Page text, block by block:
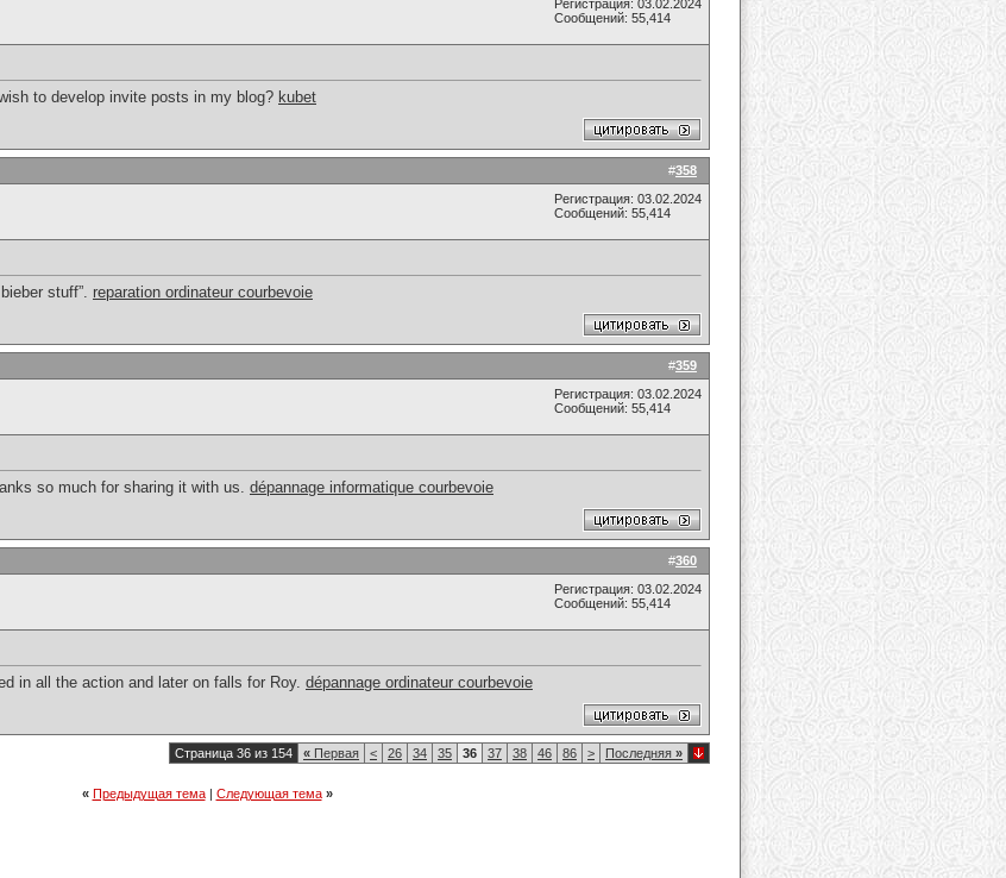
Регистрация: 03.02.2024
Сообщений: 55,414
to develop invite posts in my blog? kubet
#358
Регистрация: 03.02.2024
Сообщений: 55,414
stuff”. reparation ordinateur courbevoie
#359
Регистрация: 03.02.2024
Сообщений: 55,414
so much for sharing it with us. dépannage informatique courbevoie
#360
Регистрация: 03.02.2024
Сообщений: 55,414
in all the action and later on falls for Roy. dépannage ordinateur courbevoie
Страница 36 из 154 « Первая < 26 34 35 36 37 38 46 86 > Последняя »
« Предыдущая тема| Следующая тема »